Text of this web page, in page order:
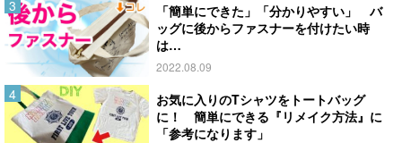
「簡単にできた」「分かりやすい」 バ
ッグに後からファスナーを付けたい時
は…
2022.08.09
お気に入りのTシャツをトートバッグ
に！ 簡単にできる『リメイク方法』に
「参考になります」